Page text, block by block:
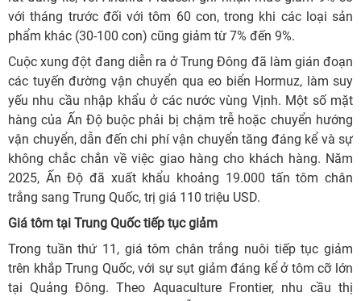
với tháng trước đối với tôm 60 con, trong khi các loại sản
phẩm khác (30-100 con) cũng giảm từ 7% đến 9%.
Cuộc xung đột đang diễn ra ở Trung Đông đã làm gián đoạn
các tuyến đường vận chuyển qua eo biển Hormuz, làm suy
yếu nhu cầu nhập khẩu ở các nước vùng Vịnh. Một số mặt
hàng của Ấn Độ buộc phải bị chậm trễ hoặc chuyển hướng
vận chuyển, dẫn đến chi phí vận chuyển tăng đáng kể và sự
không chắc chắn về việc giao hàng cho khách hàng. Năm
2025, Ấn Độ đã xuất khẩu khoảng 19.000 tấn tôm chân
trắng sang Trung Quốc, trị giá 110 triệu USD.
Giá tôm tại Trung Quốc tiếp tục giảm
Trong tuần thứ 11, giá tôm chân trắng nuôi tiếp tục giảm
trên khắp Trung Quốc, với sự sụt giảm đáng kể ở tôm cỡ lớn
tại Quảng Đông. Theo Aquaculture Frontier, nhu cầu thị